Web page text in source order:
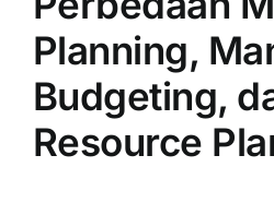
Planning,
Budgeting,
Resource